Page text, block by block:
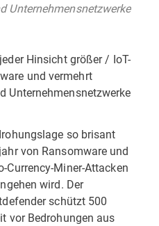
Unternehmensnetzwerke
Hinsicht größer / IoT-
und vermehrt
Unternehmensnetzwerke
so brisant
von Ransomware und
Currency-Miner-Attacken
wird. Der
schützt 500
vor Bedrohungen aus